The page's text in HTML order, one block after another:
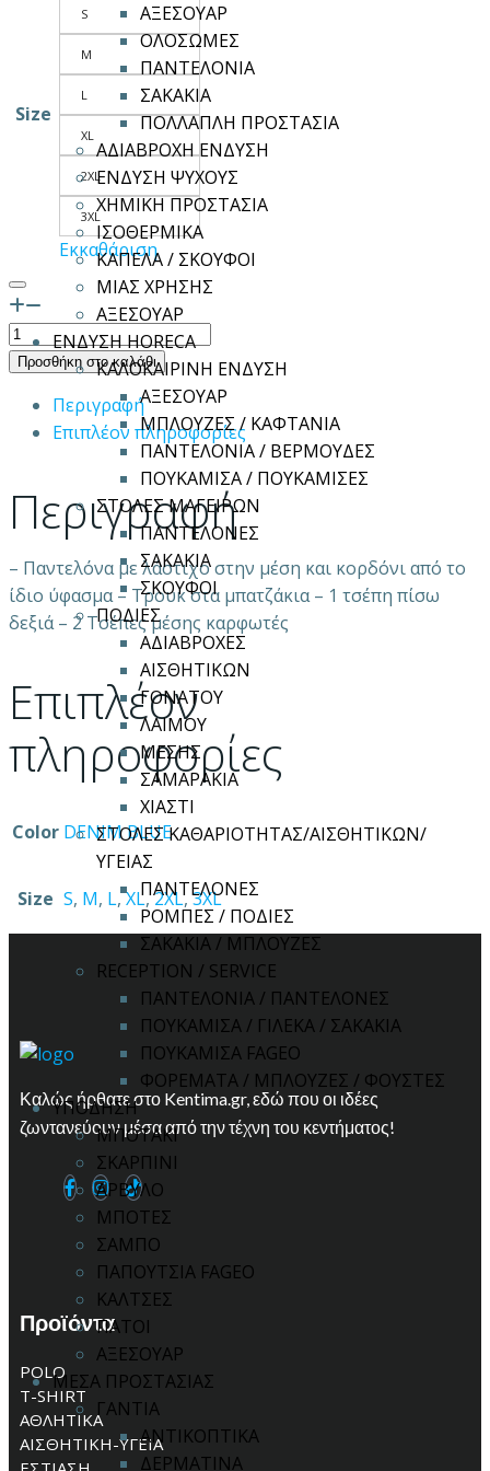
ΑΞΕΣΟΥΑΡ
ΟΛΟΣΩΜΕΣ
ΠΑΝΤΕΛΟΝΙΑ
ΣΑΚΑΚΙΑ
ΠΟΛΛΑΠΛΗ ΠΡΟΣΤΑΣΙΑ
ΑΔΙΑΒΡΟΧΗ ΕΝΔΥΣΗ
ΕΝΔΥΣΗ ΨΥΧΟΥΣ
ΧΗΜΙΚΗ ΠΡΟΣΤΑΣΙΑ
ΙΣΟΘΕΡΜΙΚΑ
ΚΑΠΕΛΑ / ΣΚΟΥΦΟΙ
ΜΙΑΣ ΧΡΗΣΗΣ
ΑΞΕΣΟΥΑΡ
ΕΝΔΥΣΗ HORECA
ΚΑΛΟΚΑΙΡΙΝΗ ΕΝΔΥΣΗ
ΑΞΕΣΟΥΑΡ
ΜΠΛΟΥΖΕΣ / ΚΑΦΤΑΝΙΑ
ΠΑΝΤΕΛΟΝΙΑ / ΒΕΡΜΟΥΔΕΣ
ΠΟΥΚΑΜΙΣΑ / ΠΟΥΚΑΜΙΣΕΣ
ΣΤΟΛΕΣ ΜΑΓΕΙΡΩΝ
ΠΑΝΤΕΛΟΝΕΣ
ΣΑΚΑΚΙΑ
ΣΚΟΥΦΟΙ
ΠΟΔΙΕΣ
ΑΔΙΑΒΡΟΧΕΣ
ΑΙΣΘΗΤΙΚΩΝ
ΓΟΝΑΤΟΥ
ΛΑΙΜΟΥ
ΜΕΣΗΣ
ΣΑΜΑΡΑΚΙΑ
ΧΙΑΣΤΙ
ΣΤΟΛΕΣ ΚΑΘΑΡΙΟΤΗΤΑΣ/ΑΙΣΘΗΤΙΚΩΝ/
ΥΓΕΙΑΣ
ΠΑΝΤΕΛΟΝΕΣ
ΡΟΜΠΕΣ / ΠΟΔΙΕΣ
ΣΑΚΑΚΙΑ / ΜΠΛΟΥΖΕΣ
RECEPTION / SERVICE
ΠΑΝΤΕΛΟΝΙΑ / ΠΑΝΤΕΛΟΝΕΣ
ΠΟΥΚΑΜΙΣΑ / ΓΙΛΕΚΑ / ΣΑΚΑΚΙΑ
ΠΟΥΚΑΜΙΣΑ FAGEO
ΦΟΡΕΜΑΤΑ / ΜΠΛΟΥΖΕΣ / ΦΟΥΣΤΕΣ
ΥΠΟΔΗΣΗ
ΜΠΟΤΑΚΙ
ΣΚΑΡΠΙΝΙ
ΑΡΒΥΛΟ
ΜΠΟΤΕΣ
ΣΑΜΠΟ
ΠΑΠΟΥΤΣΙΑ FAGEO
ΚΑΛΤΣΕΣ
ΠΑΤΟΙ
ΑΞΕΣΟΥΑΡ
ΜΕΣΑ ΠΡΟΣΤΑΣΙΑΣ
ΓΑΝΤΙΑ
ΑΝΤΙΚΟΠΤΙΚΑ
ΔΕΡΜΑΤΙΝΑ
Size
S
M
L
XL
2XL
3XL
Εκκαθάριση
Παντελόνα
μάγειρα
ELVIS
ποσότητα
Προσθήκη στο καλάθι
Περιγραφή
Επιπλέον πληροφορίες
Περιγραφή
– Παντελόνα με λάστιχο στην μέση και κορδόνι από το
ίδιο ύφασμα – Τρουκ στα μπατζάκια – 1 τσέπη πίσω
δεξιά – 2 Τσέπες μέσης καρφωτές
Επιπλέον
πληροφορίες
Color DENIM BLUE
Size S, M, L,XL,2XL,3XL
Καλώς ήρθατε στο Kentima.gr, εδώ που οι ιδέες
ζωντανεύουν μέσα από την τέχνη του κεντήματος!
Προϊόντα
POLO
T-SHIRT
ΑΘΛΗΤΙΚΑ
ΑΙΣΘΗΤΙΚΗ-ΥΓΕΙΑ